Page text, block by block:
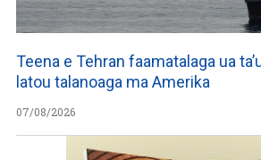
Teena e Tehran faamatalaga ua
latou talanoaga ma Amerika
07/08/2026